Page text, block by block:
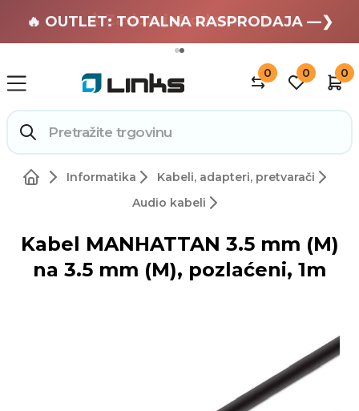
🏄 Zaslužuješ odmor —❯
🔥 OUTLET: TOTALNA RASPRODAJA —❯
0 0 0
Informatika
Kabeli, adapteri, pretvarači
Audio kabeli
Kabel MANHATTAN 3.5 mm (M)
na 3.5 mm (M), pozlaćeni, 1m